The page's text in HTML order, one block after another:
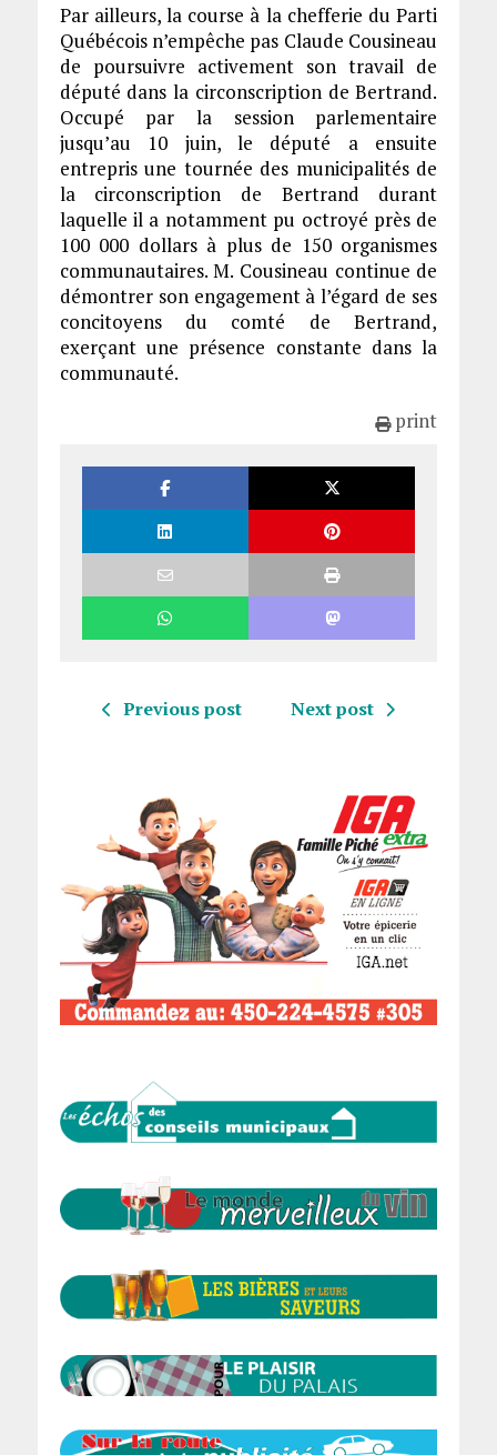
Par ailleurs, la course à la chefferie du Parti
Québécois n’empêche pas Claude Cousineau
de poursuivre activement son travail de
député dans la circonscription de Bertrand.
Occupé par la session parlementaire
jusqu’au 10 juin, le député a ensuite
entrepris une tournée des municipalités de
la circonscription de Bertrand durant
laquelle il a notamment pu octroyé près de
100 000 dollars à plus de 150 organismes
communautaires. M. Cousineau continue de
démontrer son engagement à l’égard de ses
concitoyens du comté de Bertrand,
exerçant une présence constante dans la
communauté.
print
Previous post Next post